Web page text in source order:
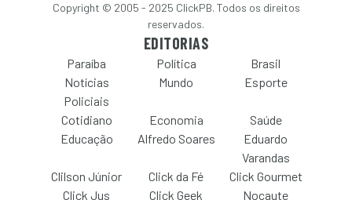
Copyright © 2005 - 2025 ClickPB. Todos os direitos
reservados.
EDITORIAS
Paraíba Política
Brasil
Notícias
Policiais
Mundo Esporte
Cotidiano Economia
Saúde
Educação
Alfredo Soares
Eduardo
Varandas
Clilson Júnior
Click da Fé
Click Gourmet
Click Jus
Click Geek Nocaute